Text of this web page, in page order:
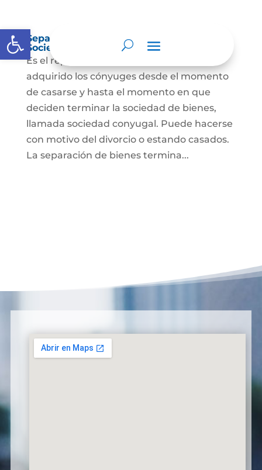
Abrir barra de herramientas
Separación de Bienes o Liquidación de
Sociedad Conyugal
Es el reparto de los bienes que han
adquirido los cónyuges desde el momento
de casarse y hasta el momento en que
deciden terminar la sociedad de bienes,
llamada sociedad conyugal. Puede hacerse
con motivo del divorcio o estando casados.
La separación de bienes termina...